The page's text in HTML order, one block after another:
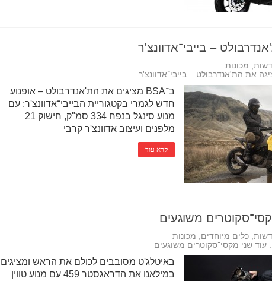
, מכונות
ב־BSA מציגים את הת'אנדרבולט – אופנוע
חדש לגמרי בקטגוריית הבייבי־אדוונצ'ר; עם
מנוע סינגל בנפח 334 סמ"ק, חישוק 21
מלפנים ועיצוב אדוונצ'ר קרבי
קרא עוד
משוגעים
,כלים מיוחדים, מכונות
עוד שני מקסי־סקוטרים משוגעים
באיטלג'ט מסובבים לכולם את הראש ומציגים
במילאנו את הדראגסטר 459 עם מנוע טווין